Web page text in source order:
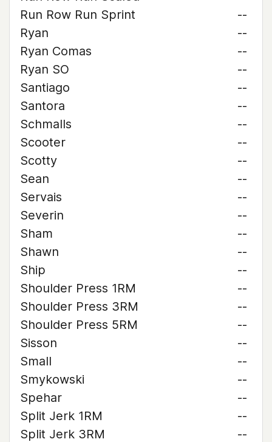
Run Row Run Sprint
--
Ryan
--
Ryan Comas
--
Ryan SO
--
Santiago
--
Santora
--
Schmalls
--
Scooter
--
Scotty
--
Sean
--
Servais
--
Severin
--
Sham
--
Shawn
--
Ship
--
Shoulder Press 1RM
--
Shoulder Press 3RM
--
Shoulder Press 5RM
--
Sisson
--
Small
--
Smykowski
--
Spehar
--
Split Jerk 1RM
--
Split Jerk 3RM
--